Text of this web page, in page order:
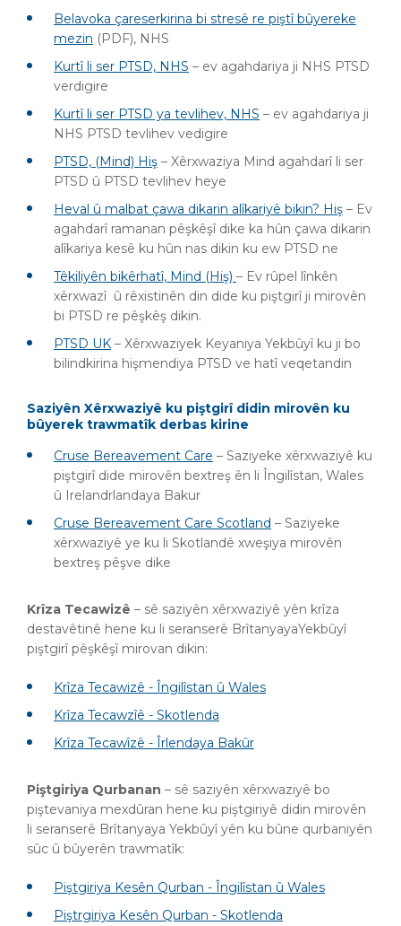
Belavoka çareserkirina bi stresê re piştî bûyereke
mezin (PDF), NHS
Kurtî li ser PTSD, NHS – ev agahdariya ji NHS PTSD
verdigire
Kurtî li ser PTSD ya tevlihev, NHS – ev agahdariya ji
NHS PTSD tevlihev vedigire
PTSD, (Mind) Hiş – Xêrxwaziya Mind agahdarî li ser
PTSD û PTSD tevlihev heye
Heval û malbat çawa dikarin alîkariyê bikin? Hiş – Ev
agahdarî ramanan pêşkêşî dike ka hûn çawa dikarin
alîkariya kesê ku hûn nas dikin ku ew PTSD ne
Têkiliyên bikêrhatî, Mind (Hiş) – Ev rûpel lînkên
xêrxwazî ​​ û rêxistinên din dide ku piştgirî ji mirovên
bi PTSD re pêşkêş dikin.
PTSD UK – Xêrxwaziyek Keyaniya Yekbûyî ku ji bo
bilindkirina hişmendiya PTSD ve hatî veqetandin
Saziyên Xêrxwaziyê ku piştgirî didin mirovên ku
bûyerek trawmatîk derbas kirine
Cruse Bereavement Care – Saziyeke xêrxwaziyê ku
piştgirî dide mirovên bextreş ên li Îngilîstan, Wales
û Irelandrlandaya Bakur
Cruse Bereavement Care Scotland – Saziyeke
xêrxwaziyê ye ku li Skotlandê xweşiya mirovên
bextreş pêşve dike
Krîza Tecawizê – sê saziyên xêrxwaziyê yên krîza
destavêtinê hene ku li seranserê BrîtanyayaYekbûyî
piştgirî pêşkêşî mirovan dikin:
Krîza Tecawizê - Îngilîstan û Wales
Krîza Tecawzîê - Skotlenda
Krîza Tecawîzê - Îrlendaya Bakûr
Piştgiriya Qurbanan – sê saziyên xêrxwaziyê bo
piştevaniya mexdûran hene ku piştgiriyê didin mirovên
li seranserê Brîtanyaya Yekbûyî yên ku bûne qurbaniyên
sûc û bûyerên trawmatîk:
Piştgiriya Kesên Qurban - Îngilîstan û Wales
Piştrgiriya Kesên Qurban - Skotlenda